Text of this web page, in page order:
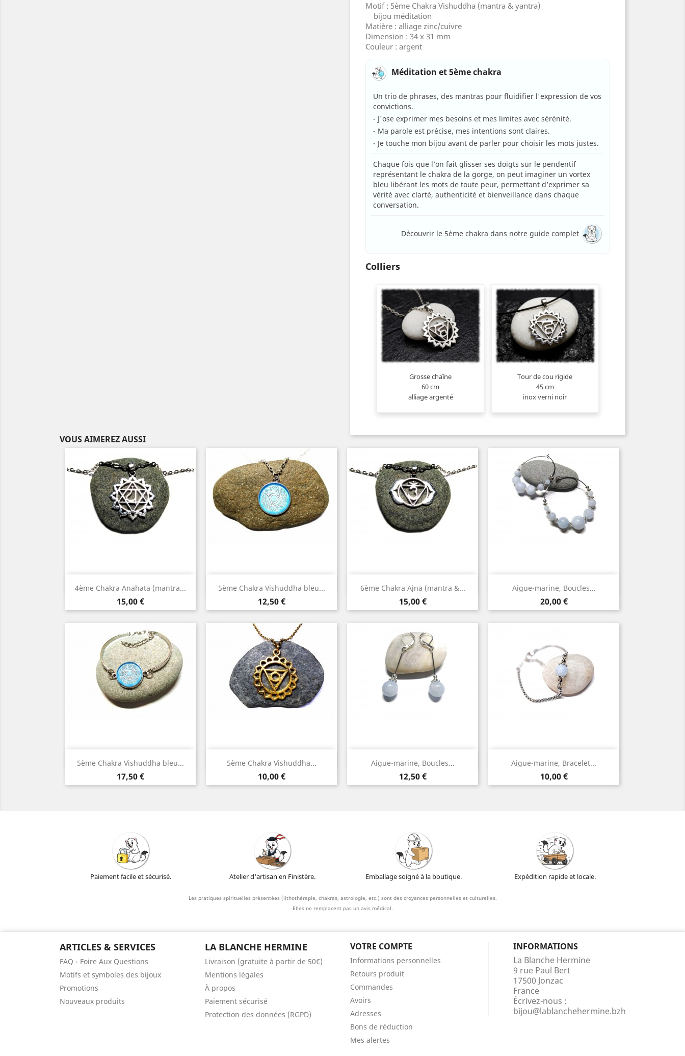
Motif : 5ème Chakra Vishuddha (mantra & yantra)
bijou méditation
Matière : alliage zinc/cuivre
Dimension : 34 x 31 mm
Couleur : argent
Méditation et 5ème chakra
Un trio de phrases, des mantras pour fluidifier l'expression de vos
convictions.
- J'ose exprimer mes besoins et mes limites avec sérénité.
- Ma parole est précise, mes intentions sont claires.
- Je touche mon bijou avant de parler pour choisir les mots justes.
Chaque fois que l’on fait glisser ses doigts sur le pendentif
représentant le chakra de la gorge, on peut imaginer un vortex
bleu libérant les mots de toute peur, permettant d’exprimer sa
vérité avec clarté, authenticité et bienveillance dans chaque
conversation.
Découvrir le 5ème chakra dans notre guide complet
Colliers
Grosse chaîne
60 cm
alliage argenté
Tour de cou rigide
45 cm
inox verni noir
VOUS AIMEREZ AUSSI
4ème Chakra Anahata (mantra...
Prix
15,00 €
Aperçu rapide
Argent
5ème Chakra Vishuddha bleu...
Prix
12,50 €
Aperçu rapide
Argent
6ème Chakra Ajna (mantra &...
Prix
15,00 €
Aperçu rapide
Argent
Aigue-marine, Boucles...
Prix
20,00 €
 Aperçu rapide
Argent
5ème Chakra Vishuddha bleu...
Prix
17,50 €
Aperçu rapide
Argent
5ème Chakra Vishuddha...
Prix
10,00 €
Aperçu rapide
ArgentBronze
Aigue-marine, Boucles...
Prix
12,50 €
 Aperçu rapide
Argent
Aigue-marine, Bracelet...
Prix
10,00 €
 Aperçu rapide
Argent
Paiement facile et sécurisé. Atelier d'artisan en Finistère. Emballage soigné à la boutique. Expédition rapide et locale.
Les pratiques spirituelles présentées (lithothérapie, chakras, astrologie, etc.) sont des croyances personnelles et culturelles.
Elles ne remplacent pas un avis médical.
ARTICLES & SERVICES
FAQ - Foire Aux Questions
Motifs et symboles des bijoux
Promotions
Nouveaux produits
LA BLANCHE HERMINE
Livraison (gratuite à partir de 50€)
Mentions légales
À propos
Paiement sécurisé
Protection des données (RGPD)
VOTRE COMPTE
Informations personnelles
Retours produit
Commandes
Avoirs
Adresses
Bons de réduction
Mes alertes
INFORMATIONS
La Blanche Hermine
9 rue Paul Bert
17500 Jonzac
France
Écrivez-nous :
bijou@lablanchehermine.bzh